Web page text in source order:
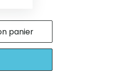
panier